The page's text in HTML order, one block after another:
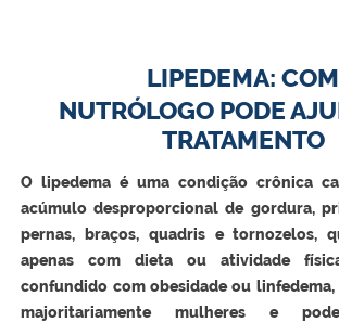
LIPEDEMA:
NUTRÓLOGO PODE
TRATAMENTO
O lipedema é uma condição crônica
acúmulo desproporcional de gordura,
pernas, braços, quadris e tornozelos,
apenas com dieta ou atividade
confundido com obesidade ou
majoritariamente mulheres e